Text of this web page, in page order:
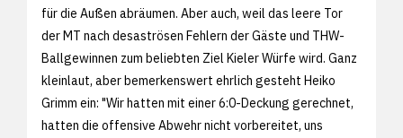
für die Außen abräumen. Aber auch, weil das leere Tor
der MT nach desaströsen Fehlern der Gäste und THW-
Ballgewinnen zum beliebten Ziel Kieler Würfe wird. Ganz
kleinlaut, aber bemerkenswert ehrlich gesteht Heiko
Grimm ein: "Wir hatten mit einer 6:0-Deckung gerechnet,
hatten die offensive Abwehr nicht vorbereitet, uns